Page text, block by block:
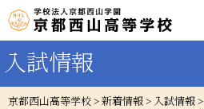
入試情報
京都西山高等学校 > 新着情報 > 入試情報 >